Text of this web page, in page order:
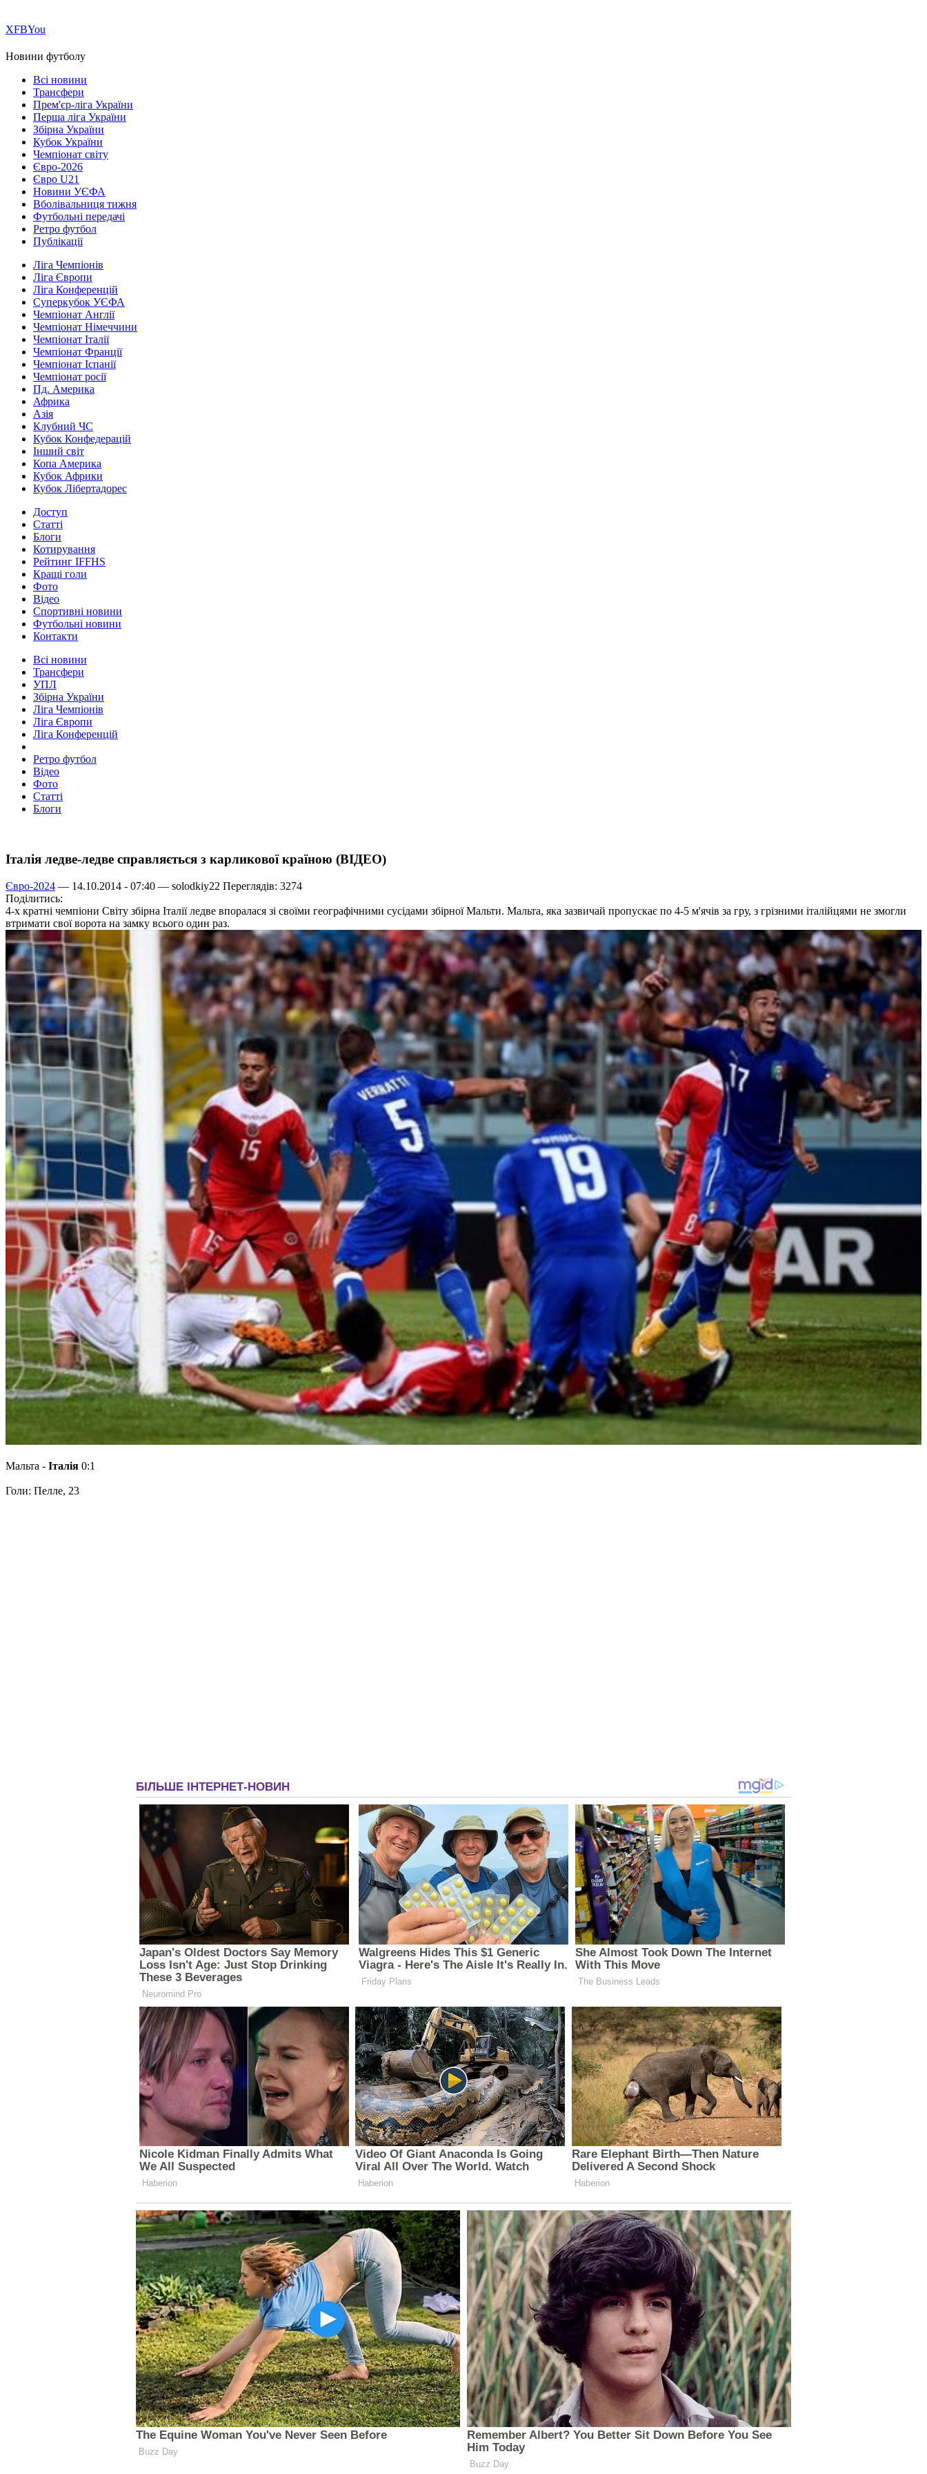
ХFBYou
Новини футболу
Всі новини
Трансфери
Прем'єр-ліга України
Перша ліга України
Збірна України
Кубок України
Чемпіонат світу
Євро-2026
Євро U21
Новини УЄФА
Вболівальниця тижня
Футбольні передачі
Ретро футбол
Публікації
Ліга Чемпіонів
Ліга Європи
Ліга Конференцій
Суперкубок УЄФА
Чемпіонат Англії
Чемпіонат Німеччини
Чемпіонат Італії
Чемпіонат Франції
Чемпіонат Іспанії
Чемпіонат росії
Пд. Америка
Африка
Азія
Клубний ЧС
Кубок Конфедерацій
Інший світ
Копа Америка
Кубок Африки
Кубок Лібертадорес
Доступ
Статті
Блоги
Котирування
Рейтинг IFFHS
Кращі голи
Фото
Відео
Спортивні новини
Футбольні новини
Контакти
Всі новини
Трансфери
УПЛ
Збірна України
Ліга Чемпіонів
Ліга Європи
Ліга Конференцій
Ретро футбол
Відео
Фото
Статті
Блоги
Італія ледве-ледве справляється з карликової країною (ВІДЕО)
Євро-2024 — 14.10.2014 - 07:40 — solodkiy22 Переглядів: 3274
Поділитись:
4-х кратні чемпіони Світу збірна Італії ледве впоралася зі своїми географічними сусідами збірної Мальти. Мальта, яка зазвичай пропускає по 4-5 м'ячів за гру, з грізними італійцями не змогли
втримати свої ворота на замку всього один раз.
Мальта - Італія 0:1
Голи: Пелле, 23